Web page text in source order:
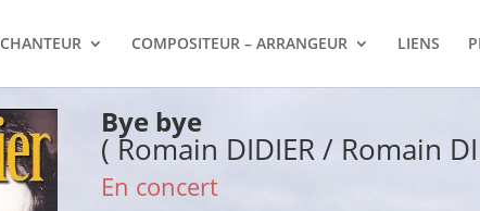
CHANTEUR COMPOSITEUR – ARRANGEUR LIENS
Bye bye
( Romain DIDIER / Romain
En concert